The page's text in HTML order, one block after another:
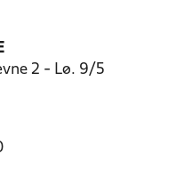
2 - Lø. 9/5